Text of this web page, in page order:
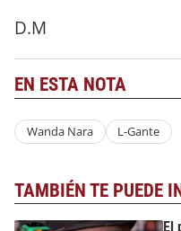
D.M
EN ESTA NOTA
Wanda Nara L-Gante
TAMBIÉN TE PUEDE
El